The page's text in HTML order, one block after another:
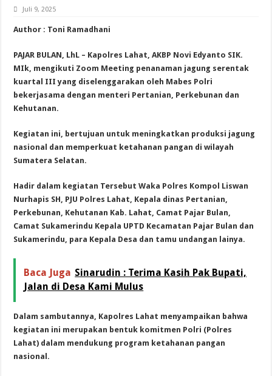
Juli 9, 2025
Author : Toni Ramadhani
PAJAR BULAN, LhL – Kapolres Lahat, AKBP Novi Edyanto SIK.
MIk, mengikuti Zoom Meeting penanaman jagung serentak
kuartal III yang diselenggarakan oleh Mabes Polri
bekerjasama dengan menteri Pertanian, Perkebunan dan
Kehutanan.
Kegiatan ini, bertujuan untuk meningkatkan produksi jagung
nasional dan memperkuat ketahanan pangan di wilayah
Sumatera Selatan.
Hadir dalam kegiatan Tersebut Waka Polres Kompol Liswan
Nurhapis SH, PJU Polres Lahat, Kepala dinas Pertanian,
Perkebunan, Kehutanan Kab. Lahat, Camat Pajar Bulan,
Camat Sukamerindu Kepala UPTD Kecamatan Pajar Bulan dan
Sukamerindu, para Kepala Desa dan tamu undangan lainya.
Baca Juga Sinarudin : Terima Kasih Pak Bupati,
Jalan di Desa Kami Mulus
Dalam sambutannya, Kapolres Lahat menyampaikan bahwa
kegiatan ini merupakan bentuk komitmen Polri (Polres
Lahat) dalam mendukung program ketahanan pangan
nasional.